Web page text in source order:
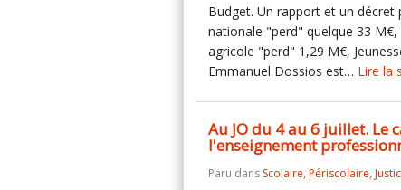
Budget. Un rapport et un
nationale "perd" quelque 33
agricole "perd" 1,29 M€,
Emmanuel Dossios est… Lire la
Au JO du 4 au 6 juillet. Le
l'enseignement
Paru dans Scolaire, Périscolaire,